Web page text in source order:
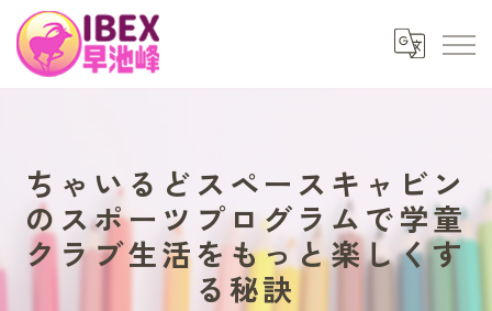
ちゃいるどスペースキャビン
のスポーツプログラムで学童
クラブ生活をもっと楽しくす
る秘訣